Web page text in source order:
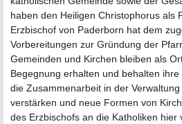
haben den Heiligen Christophorus als
Erzbischof von Paderborn hat dem
Vorbereitungen zur Gründung der
Gemeinden und Kirchen bleiben als
Begegnung erhalten und behalten
die Zusammenarbeit in der
verstärken und neue Formen von
des Erzbischofs an die Katholiken hier